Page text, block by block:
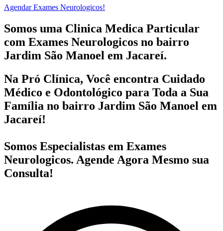
Agendar Exames Neurologicos!
Somos uma Clinica Medica Particular
com Exames Neurologicos no bairro
Jardim São Manoel em Jacareí.
Na Pró Clínica, Você encontra Cuidado
Médico e Odontológico para Toda a Sua
Família no bairro Jardim São Manoel em
Jacareí!
Somos Especialistas em Exames
Neurologicos. Agende Agora Mesmo sua
Consulta!